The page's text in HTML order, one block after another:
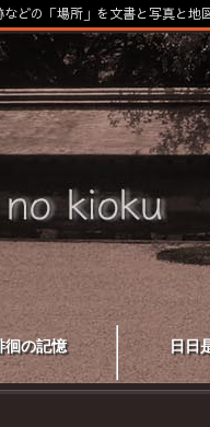
徊の記憶 日日
どの「場所」を文書と写真と地